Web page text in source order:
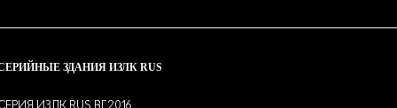
ЗДАНИЯ ИЗЛК RUS
ИЗЛК RUS ВГ.2016